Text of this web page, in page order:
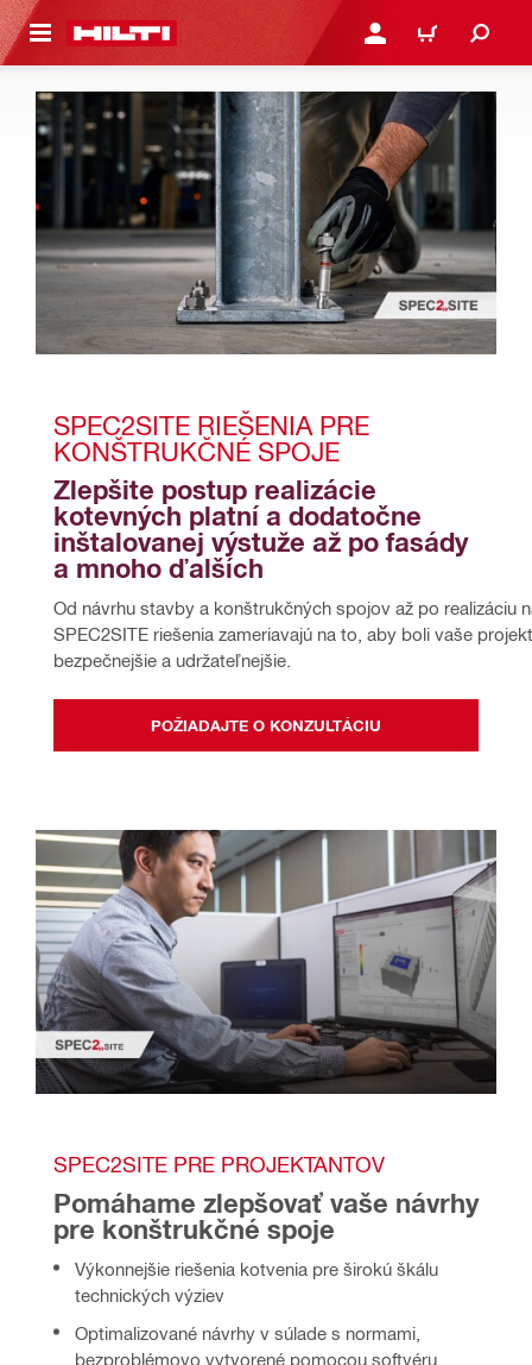
HLAVNÝ OBSAH PRIHLÁSIŤ ALEBO
KOŠÍK
SPEC2SITE RIEŠENIA PRE
KONŠTRUKČNÉ SPOJE
Zlepšite postup realizácie
kotevných platní a dodatočne
inštalovanej výstuže až po fasády
a mnoho ďalších
Od návrhu stavby a konštrukčných spojov až po realizáciu
SPEC2SITE riešenia zameriavajú na to, aby boli vaše
bezpečnejšie a udržateľnejšie.
POŽIADAJTE O KONZULTÁCIU
SPEC2SITE PRE PROJEKTANTOV
Pomáhame zlepšovať vaše návrhy
pre konštrukčné spoje
Výkonnejšie riešenia kotvenia pre širokú škálu
technických výziev
Optimalizované návrhy v súlade s normami,
bezproblémovo vytvorené pomocou softvéru,